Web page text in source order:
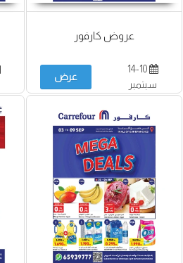
عروض كارفور
14-10
سبتمبر
عرض